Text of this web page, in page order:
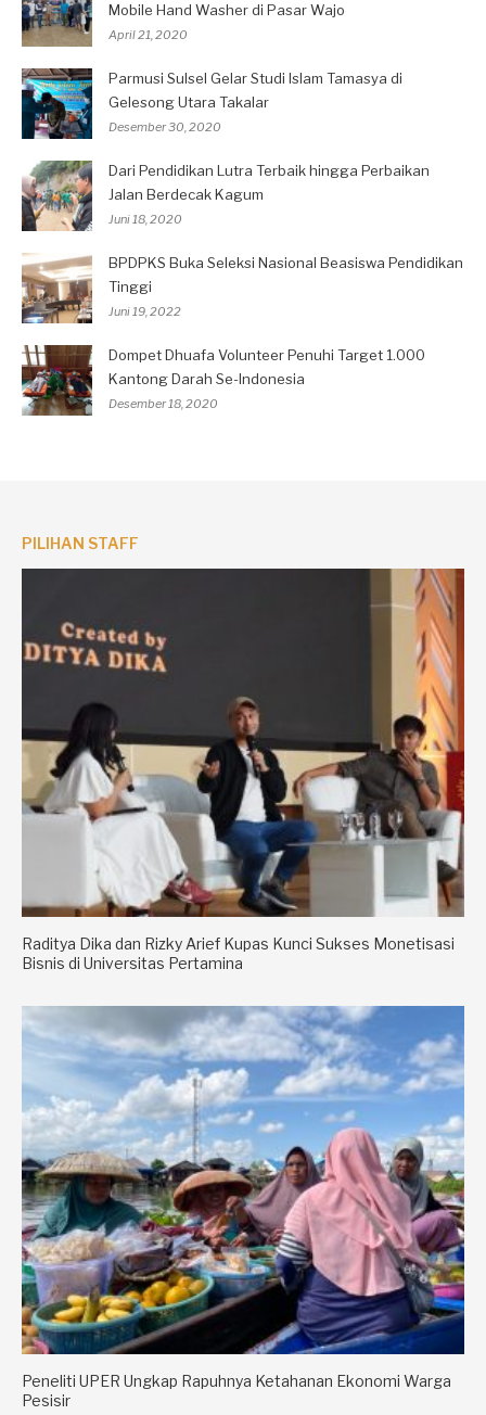
Mobile Hand Washer di Pasar Wajo
April 21, 2020
Parmusi Sulsel Gelar Studi Islam Tamasya di
Gelesong Utara Takalar
Desember 30, 2020
Dari Pendidikan Lutra Terbaik hingga Perbaikan
Jalan Berdecak Kagum
Juni 18, 2020
BPDPKS Buka Seleksi Nasional Beasiswa Pendidikan
Tinggi
Juni 19, 2022
Dompet Dhuafa Volunteer Penuhi Target 1.000
Kantong Darah Se-Indonesia
Desember 18, 2020
PILIHAN STAFF
Raditya Dika dan Rizky Arief Kupas Kunci Sukses Monetisasi
Bisnis di Universitas Pertamina
Peneliti UPER Ungkap Rapuhnya Ketahanan Ekonomi Warga
Pesisir